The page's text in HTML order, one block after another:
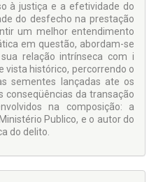
à justiça e a efetividade do
do desfecho na prestação
um melhor entendimento
em questão, abordam-se
relação intrínseca com i
histórico, percorrendo o
sementes lançadas ate os
conseqüências da transação
na composição: a
Publico, e o autor do
do delito.